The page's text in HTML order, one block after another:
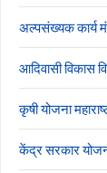
अल्पसंख्यक कार्य
आदिवासी विकास
कृषी योजना
केंद्र सरकार